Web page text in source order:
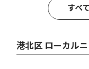
すべ
港北区 ローカル